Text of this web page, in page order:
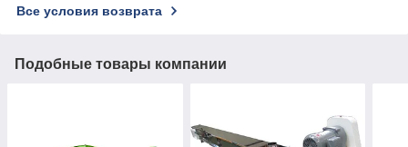
Все условия возврата
Подобные товары компании